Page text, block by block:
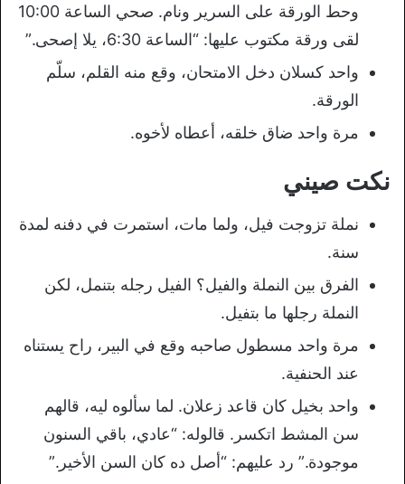
وحط الورقة على السرير ونام. صحي الساعة 10:00
لقى ورقة مكتوب عليها: “الساعة 6:30، يلا إصحى.”
واحد كسلان دخل الامتحان، وقع منه القلم، سلّم
الورقة.
مرة واحد ضاق خلقه، أعطاه لأخوه.
نكت صيني
نملة تزوجت فيل، ولما مات، استمرت في دفنه لمدة
سنة.
الفرق بين النملة والفيل؟ الفيل رجله بتنمل، لكن
النملة رجلها ما بتفيل.
مرة واحد مسطول صاحبه وقع في البير، راح يستناه
عند الحنفية.
واحد بخيل كان قاعد زعلان. لما سألوه ليه، قالهم
سن المشط اتكسر. قالوله: “عادي، باقي السنون
موجودة.” رد عليهم: “أصل ده كان السن الأخير.”